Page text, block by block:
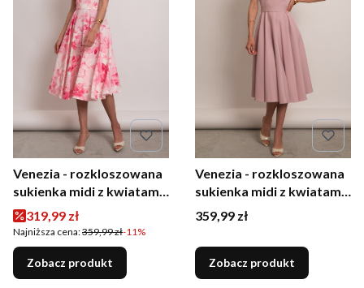
Venezia - rozkloszowana
sukienka midi z kwiatami
biała w różowe kwiaty
Cena promocyjna
319,99 zł
Najniższa cena:359,99 zł-11%
Zobacz produkt
Venezia - rozkloszowana
sukienka midi z kwiatami
pudrowy róż
Cena
359,99 zł
Zobacz produkt